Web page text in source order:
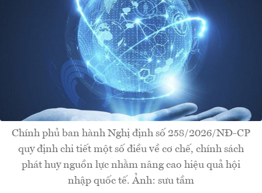
Chính phủ ban hành Nghị định số 258/2026/NĐ-CP
quy định chi tiết một số điều về cơ chế, chính sách
phát huy nguồn lực nhằm nâng cao hiệu quả hội
nhập quốc tế. Ảnh: sưu tầm